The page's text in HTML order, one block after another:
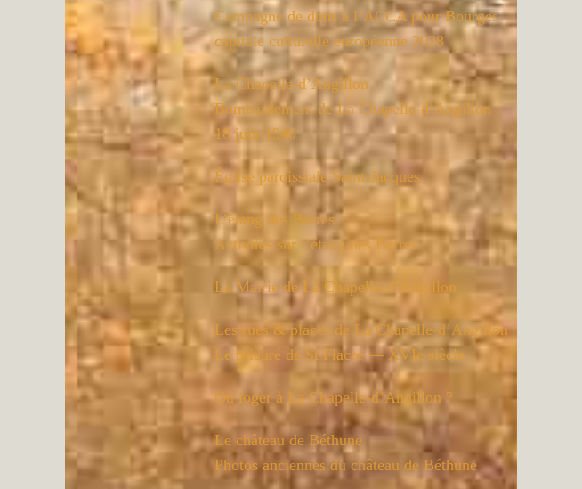
Campagne de dons à l’ACCA pour Bourges
capitale culturelle européenne 2028
La Chapelle-d’Angillon
Bombardement de La Chapelle-d’Angillon –
18 juin 1940
Église paroissiale Saint-Jacques
L’étang des Barres
Activités sur l’étang des Barres
La Mairie de La Chapelle-d’Angillon
Les rues & places de La Chapelle-d’Angillon
Le prieuré de St Fiacre — XVIe siècle
Où loger à La Chapelle-d’Angillon ?
Le château de Béthune
Photos anciennes du château de Béthune